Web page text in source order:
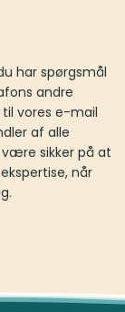
produkter. Du
Vi er
online butik,
med høj
til at hjælpe dig.